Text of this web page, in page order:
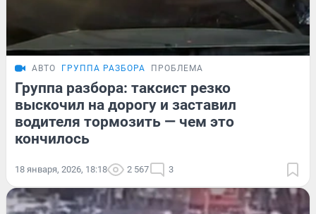
АВТО ГРУППА РАЗБОРА ПРОБЛЕМА
Группа разбора: таксист резко
выскочил на дорогу и заставил
водителя тормозить — чем это
кончилось
18 января, 2026, 18:18 2 567 3